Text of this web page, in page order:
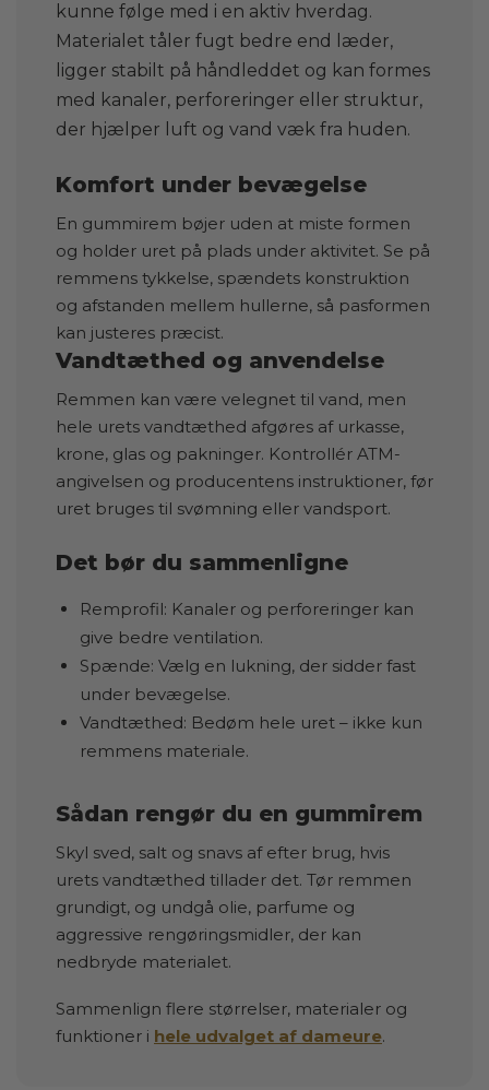
kunne følge med i en aktiv hverdag.
Materialet tåler fugt bedre end læder,
ligger stabilt på håndleddet og kan formes
med kanaler, perforeringer eller struktur,
der hjælper luft og vand væk fra huden.
Komfort under bevægelse
En gummirem bøjer uden at miste formen
og holder uret på plads under aktivitet. Se på
remmens tykkelse, spændets konstruktion
og afstanden mellem hullerne, så pasformen
kan justeres præcist.
Vandtæthed og anvendelse
Remmen kan være velegnet til vand, men
hele urets vandtæthed afgøres af urkasse,
krone, glas og pakninger. Kontrollér ATM-
angivelsen og producentens instruktioner, før
uret bruges til svømning eller vandsport.
Det bør du sammenligne
Remprofil: Kanaler og perforeringer kan
give bedre ventilation.
Spænde: Vælg en lukning, der sidder fast
under bevægelse.
Vandtæthed: Bedøm hele uret – ikke kun
remmens materiale.
Sådan rengør du en gummirem
Skyl sved, salt og snavs af efter brug, hvis
urets vandtæthed tillader det. Tør remmen
grundigt, og undgå olie, parfume og
aggressive rengøringsmidler, der kan
nedbryde materialet.
Sammenlign flere størrelser, materialer og
funktioner i hele udvalget af dameure.